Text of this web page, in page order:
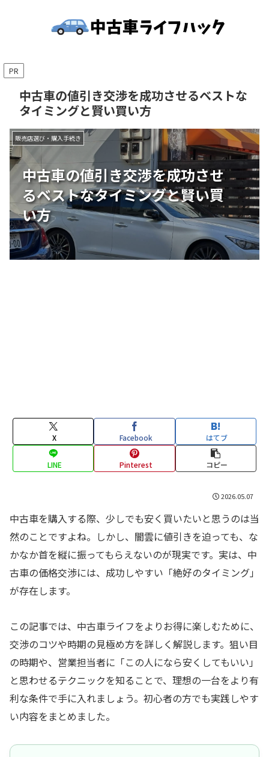
PR
中古車の値引き交渉を成功させるベストな
タイミングと賢い買い方
中古車の値引き交渉を成功させ
るベストなタイミングと賢い買
い方
販売店選び・購入手続き
X Facebook はてブ
LINE Pinterest コピー
2026.05.07
中古車を購入する際、少しでも安く買いたいと思うのは当
然のことですよね。しかし、闇雲に値引きを迫っても、な
かなか首を縦に振ってもらえないのが現実です。実は、中
古車の価格交渉には、成功しやすい「絶好のタイミング」
が存在します。
この記事では、中古車ライフをよりお得に楽しむために、
交渉のコツや時期の見極め方を詳しく解説します。狙い目
の時期や、営業担当者に「この人になら安くしてもいい」
と思わせるテクニックを知ることで、理想の一台をより有
利な条件で手に入れましょう。初心者の方でも実践しやす
い内容をまとめました。